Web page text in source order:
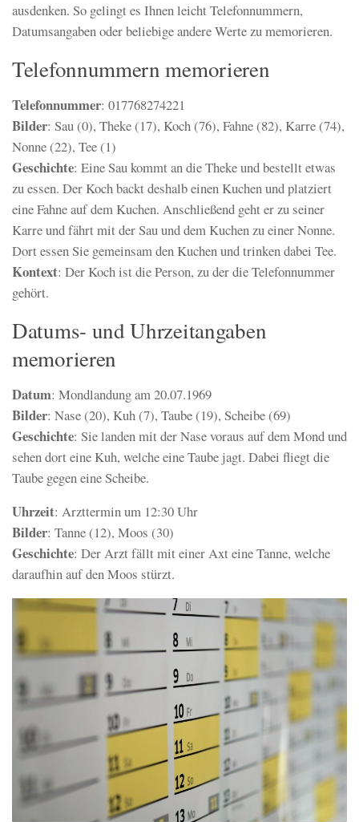
ausdenken. So gelingt es Ihnen leicht Telefonnummern,
Datumsangaben oder beliebige andere Werte zu memorieren.
Telefonnummern memorieren
Telefonnummer: 017768274221
Bilder: Sau (0), Theke (17), Koch (76), Fahne (82), Karre (74),
Nonne (22), Tee (1)
Geschichte: Eine Sau kommt an die Theke und bestellt etwas
zu essen. Der Koch backt deshalb einen Kuchen und platziert
eine Fahne auf dem Kuchen. Anschließend geht er zu seiner
Karre und fährt mit der Sau und dem Kuchen zu einer Nonne.
Dort essen Sie gemeinsam den Kuchen und trinken dabei Tee.
Kontext: Der Koch ist die Person, zu der die Telefonnummer
gehört.
Datums- und Uhrzeitangaben
memorieren
Datum: Mondlandung am 20.07.1969
Bilder: Nase (20), Kuh (7), Taube (19), Scheibe (69)
Geschichte: Sie landen mit der Nase voraus auf dem Mond und
sehen dort eine Kuh, welche eine Taube jagt. Dabei fliegt die
Taube gegen eine Scheibe.
Uhrzeit: Arzttermin um 12:30 Uhr
Bilder: Tanne (12), Moos (30)
Geschichte: Der Arzt fällt mit einer Axt eine Tanne, welche
daraufhin auf den Moos stürzt.